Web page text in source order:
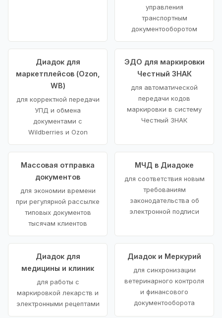
управления
транспортным
документооборотом
Диадок для
маркетплейсов (Ozon,
WB)
для корректной передачи
УПД и обмена
документами с
Wildberries и Ozon
ЭДО для маркировки
Честный ЗНАК
для автоматической
передачи кодов
маркировки в систему
Честный ЗНАК
Массовая отправка
документов
для экономии времени
при регулярной рассылке
типовых документов
тысячам клиентов
МЧД в Диадоке
для соответствия новым
требованиям
законодательства об
электронной подписи
Диадок для
медицины и клиник
для работы с
маркировкой лекарств и
электронными рецептами
Диадок и Меркурий
для синхронизации
ветеринарного контроля
и финансового
документооборота